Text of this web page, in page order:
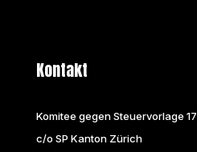
Kontakt
Komitee gegen Steuervorlage 17
c/o SP Kanton Zürich